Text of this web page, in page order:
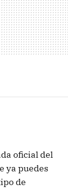
oficial del
ya puedes
de